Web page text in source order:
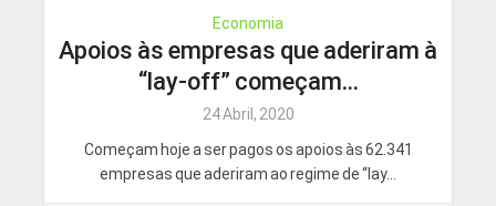
Economia
Apoios às empresas que aderiram à
“lay-off” começam...
24 Abril, 2020
Começam hoje a ser pagos os apoios às 62.341
empresas que aderiram ao regime de “lay...